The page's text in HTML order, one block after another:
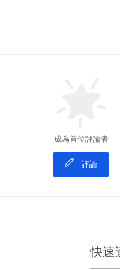
成為首位評論者
評論
快速